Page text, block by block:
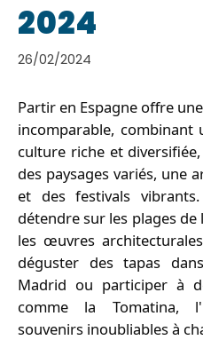
2024
26/02/2024
Partir en Espagne offre
incomparable, combinant
culture riche et
des paysages variés, une
et des festivals
détendre sur les plages de
les œuvres
déguster des tapas
Madrid ou participer à
comme la Tomatina,
souvenirs inoubliables à